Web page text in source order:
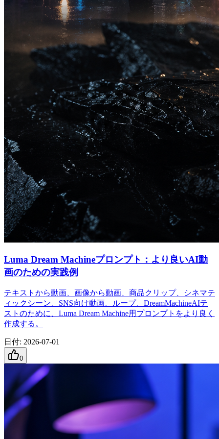
Luma Dream Machineプロンプト：より良いAI動
画のための実践例
テキストから動画、画像から動画、商品クリップ、シネマテ
ィックシーン、SNS向け動画、ループ、DreamMachineAIテ
ストのために、Luma Dream Machine用プロンプトをより良く
作成する。
日付: 2026-07-01
0